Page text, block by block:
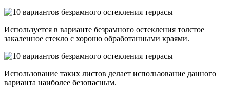
Используется в варианте безрамного остекления толстое
закаленное стекло с хорошо обработанными краями.
Использование таких листов делает использование данного
варианта наиболее безопасным.